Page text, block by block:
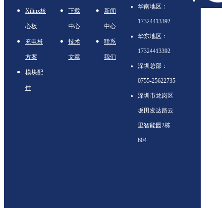
Xilinx核
心板
充电桩
方案
模块配
件
下载
中心
技术
文章
新闻
中心
联系
我们
华南地区：
17324413392
华东地区：
17324413392
深圳总部：
0755-25622735
深圳市龙岗区
坂田发达路云
里智能园2栋
604